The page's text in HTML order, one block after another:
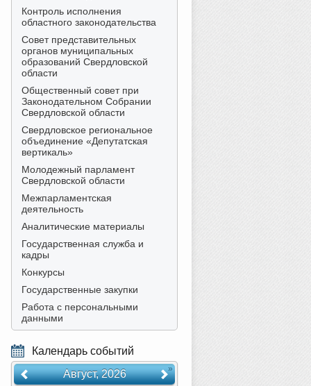
Контроль исполнения
областного законодательства
Совет представительных
органов муниципальных
образований Свердловской
области
Общественный совет при
Законодательном Собрании
Свердловской области
Свердловское региональное
объединение «Депутатская
вертикаль»
Молодежный парламент
Свердловской области
Межпарламентская
деятельность
Аналитические материалы
Государственная служба и
кадры
Конкурсы
Государственные закупки
Работа с персональными
данными
Календарь событий
Август, 2026 »